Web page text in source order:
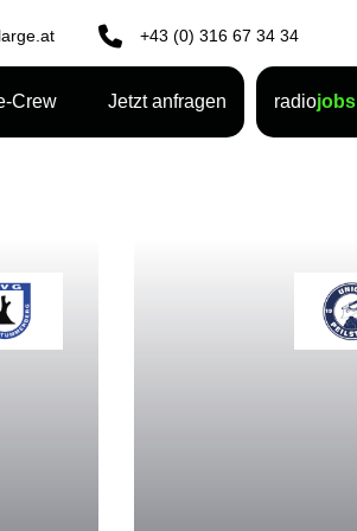
+43 (0) 316 67 34 34
Crew Jetzt anfragen radiojobs